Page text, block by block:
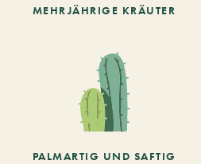
MEHRJÄHRIGE KRÄUTER
PALMARTIG UND SAFTIG